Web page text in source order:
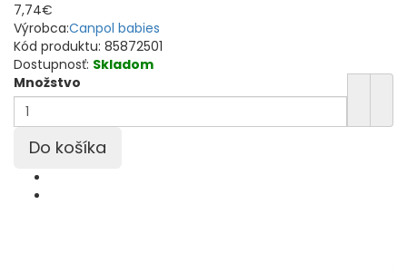
7,74€
Výrobca:Canpol babies
Kód produktu: 85872501
Dostupnosť: Skladom
Množstvo